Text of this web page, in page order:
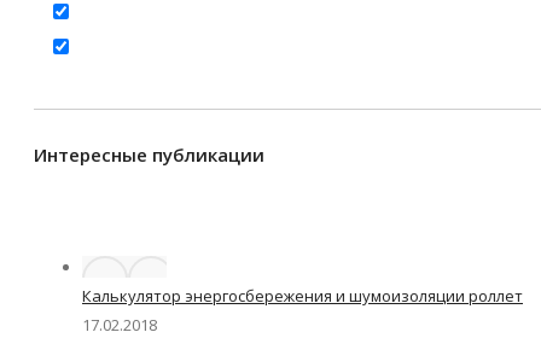
Интересные публикации
Калькулятор энергосбережения и шумоизоляции роллет
17.02.2018